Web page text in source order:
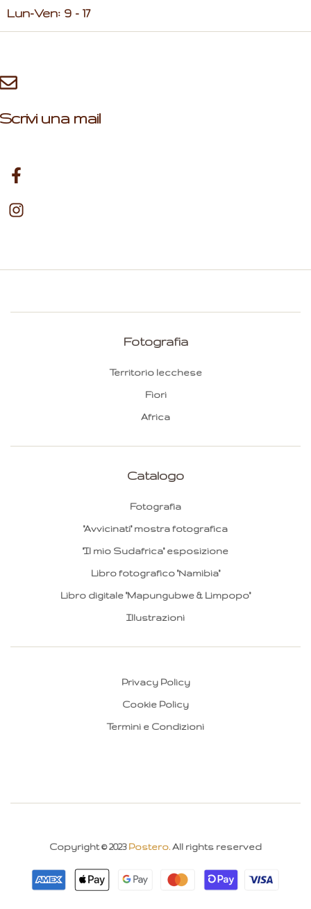
Lun-Ven: 9 - 17
Scrivi una mail
Fotografia
Territorio lecchese
Fiori
Africa
Catalogo
Fotografia
"Avvicinati" mostra fotografica
"Il mio Sudafrica" esposizione
Libro fotografico "Namibia"
Libro digitale "Mapungubwe & Limpopo"
Illustrazioni
Privacy Policy
Cookie Policy
Termini e Condizioni
Copyright © 2023 Postero. All rights reserved